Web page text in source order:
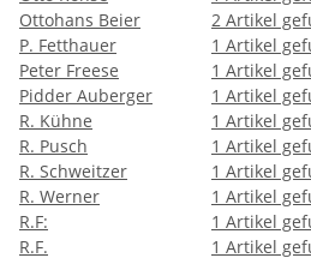
Ottohans Beier
2 Artikel
P. Fetthauer
1 Artikel
Peter Freese
1 Artikel
Pidder Auberger
1 Artikel
R. Kühne
1 Artikel
R. Pusch
1 Artikel
R. Schweitzer
1 Artikel
R. Werner
1 Artikel
R.F:
1 Artikel
R.F.
1 Artikel